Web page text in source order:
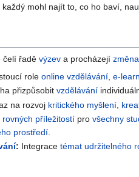
mohl najít to, co ho baví,
čelí řadě výzev a procházejí
roleonline vzdělávání ,e-
přizpůsobitvzdělávání
na rozvoj kritického myšlení
rovných příležitostí provšechny
prostředí
: Integracetémat udržitelného